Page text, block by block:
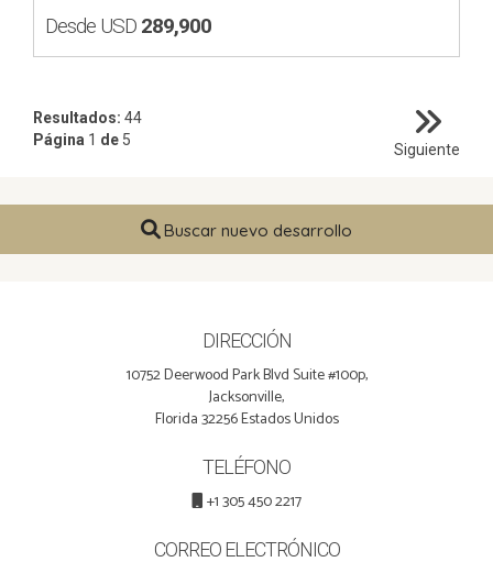
Desde USD 289,900
Siguiente
Resultados: 44
Página 1 de 5
Buscar nuevo desarrollo
DIRECCIÓN
10752 Deerwood Park Blvd Suite #100p,
Jacksonville,
Florida 32256 Estados Unidos
TELÉFONO
+1 305 450 2217
CORREO ELECTRÓNICO